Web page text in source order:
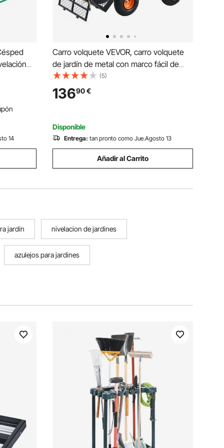
de
14
Carro volquete VEVOR, carro volquete
de jardín de metal con marco fácil de
montar, carro volquete con mango
convertible 2 en 1, carretilla utilitaria de
880 libras de capacidad, neumáticos de
(5)
13690€
Disponible
Entrega: tan pronto como Jue.Agosto 13
Añadir al Carrito
jardín nivelacion de jardines
azulejos para jardines